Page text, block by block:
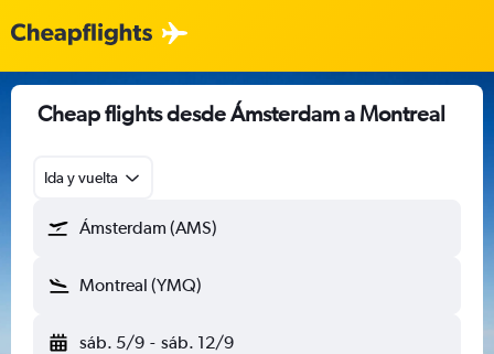
Cheap flights desde Ámsterdam a Montreal
Ida y vuelta
Ámsterdam (AMS)
Montreal (YMQ)
sáb. 5/9 - sáb. 12/9